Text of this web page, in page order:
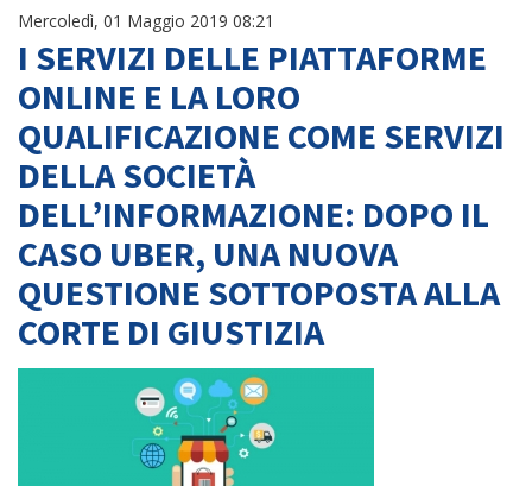
Mercoledì, 01 Maggio 2019 08:21
I SERVIZI DELLE PIATTAFORME
ONLINE E LA LORO
QUALIFICAZIONE COME SERVIZI
DELLA SOCIETÀ
DELL’INFORMAZIONE: DOPO IL
CASO UBER, UNA NUOVA
QUESTIONE SOTTOPOSTA ALLA
CORTE DI GIUSTIZIA